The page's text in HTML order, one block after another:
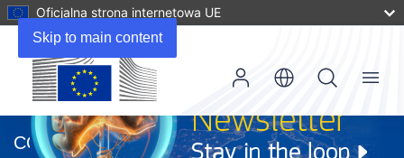
Skip to main content
Oficjalna strona internetowa UE
otworzy
się
CORDIS
Menu